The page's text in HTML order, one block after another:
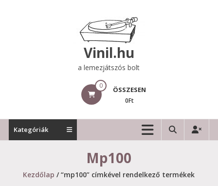
Vinil.hu
a lemezjátszós bolt
0 ÖSSZESEN
0Ft
Kategóriák
Mp100
Kezdőlap / “mp100” címkével rendelkező termékek